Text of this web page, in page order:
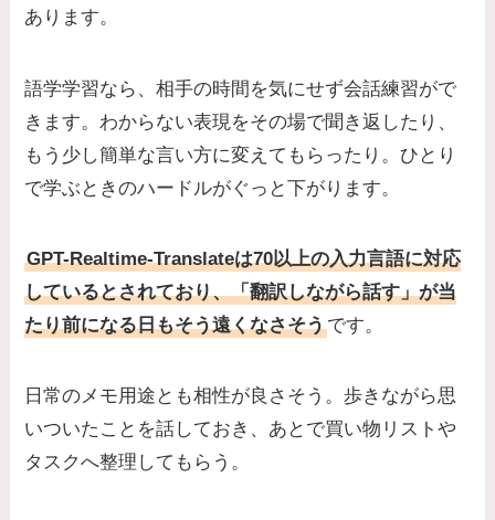
あります。
語学学習なら、相手の時間を気にせず会話練習がで
きます。わからない表現をその場で聞き返したり、
もう少し簡単な言い方に変えてもらったり。ひとり
で学ぶときのハードルがぐっと下がります。
GPT-Realtime-Translateは70以上の入力言語に対応
しているとされており、「翻訳しながら話す」が当
たり前になる日もそう遠くなさそうです。
日常のメモ用途とも相性が良さそう。歩きながら思
いついたことを話しておき、あとで買い物リストや
タスクへ整理してもらう。